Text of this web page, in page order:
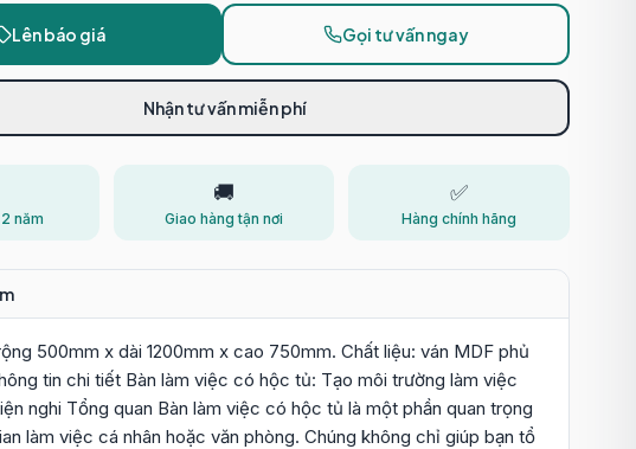
Lên báo giá Gọi tư vấn ngay
Nhận tư vấn miễn phí
năm
🚚
Giao hàng tận nơi
✅
Hàng chính hãng
500mm x dài 1200mm x cao 750mm. Chất liệu: ván MDF phủ
tin chi tiết Bàn làm việc có hộc tủ: Tạo môi trường làm việc
nghi Tổng quan Bàn làm việc có hộc tủ là một phần quan trọng
làm việc cá nhân hoặc văn phòng. Chúng không chỉ giúp bạn tổ